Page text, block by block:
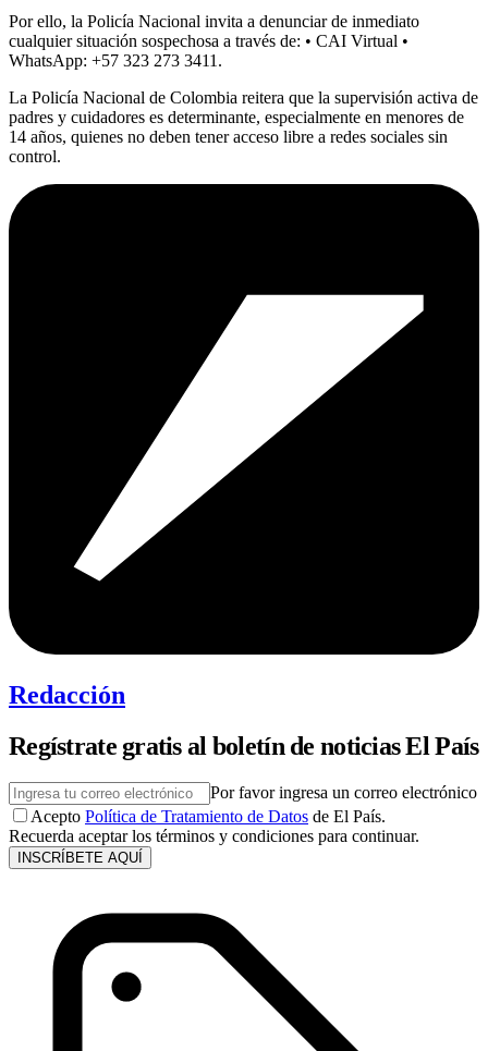
Por ello, la Policía Nacional invita a denunciar de inmediato
cualquier situación sospechosa a través de: • CAI Virtual •
WhatsApp: +57 323 273 3411.
La Policía Nacional de Colombia reitera que la supervisión activa de
padres y cuidadores es determinante, especialmente en menores de
14 años, quienes no deben tener acceso libre a redes sociales sin
control.
Redacción
Regístrate gratis al boletín de noticias El País
Por favor ingresa un correo electrónico
Acepto Política de Tratamiento de Datos de El País.
Recuerda aceptar los términos y condiciones para continuar.
INSCRÍBETE AQUÍ